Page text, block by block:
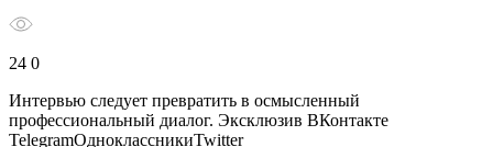
24 0
Интервью следует превратить в осмысленный
профессиональный диалог. Эксклюзив ВКонтакте
TelegramОдноклассникиTwitter